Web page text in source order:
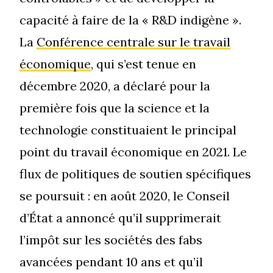
capacité à faire de la « R&D indigène ».
La Conférence centrale sur le travail
économique, qui s’est tenue en
décembre 2020, a déclaré pour la
première fois que la science et la
technologie constituaient le principal
point du travail économique en 2021. Le
flux de politiques de soutien spécifiques
se poursuit : en août 2020, le Conseil
d’État a annoncé qu’il supprimerait
l’impôt sur les sociétés des fabs
avancées pendant 10 ans et qu’il